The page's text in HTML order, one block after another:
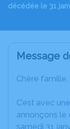
décédée le 31
Message
Chère famille,
C’est avec
annonçons le
samedi 31